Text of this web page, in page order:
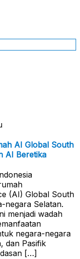
AI Global South
AI Beretika
(AI) Global South
negara Selatan.
menjadi wadah
negara-negara
dan Pasifik
[…]